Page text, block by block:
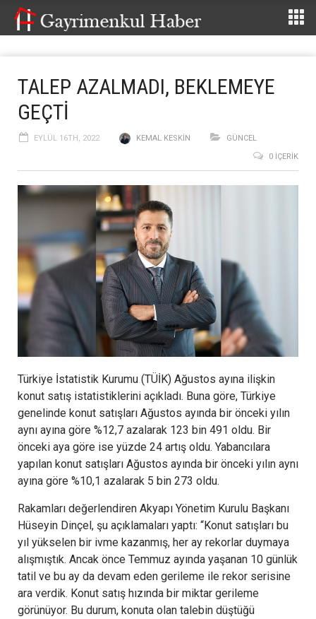
TALEP AZALMADI, BEKLEMEYE
GEÇTİ
EYLÜL 16TH, 2022 KEMAL KESKIN
GÜNCEL
0 İÇERIK
Türkiye İstatistik Kurumu (TÜİK) Ağustos ayına ilişkin
konut satış istatistiklerini açıkladı. Buna göre, Türkiye
genelinde konut satışları Ağustos ayında bir önceki yılın
aynı ayına göre %12,7 azalarak 123 bin 491 oldu. Bir
önceki aya göre ise yüzde 24 artış oldu. Yabancılara
yapılan konut satışları Ağustos ayında bir önceki yılın aynı
ayına göre %10,1 azalarak 5 bin 273 oldu.
Rakamları değerlendiren Akyapı Yönetim Kurulu Başkanı
Hüseyin Dinçel, şu açıklamaları yaptı: “Konut satışları bu
yıl yükselen bir ivme kazanmış, her ay rekorlar duymaya
alışmıştık. Ancak önce Temmuz ayında yaşanan 10 günlük
tatil ve bu ay da devam eden gerileme ile rekor serisine
ara verdik. Konut satış hızında bir miktar gerileme
görünüyor. Bu durum, konuta olan talebin düştüğü